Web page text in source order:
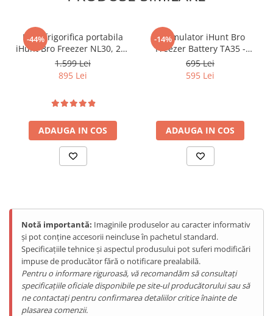
-44%
Lada frigorifica portabila
iHunt Bro Freezer NL30, 27l,
61cm, Compresor Freon,
Ecran Digital, Capac Dublu
1.599 Lei
895 Lei
ADAUGA IN COS
-14%
Acumulator iHunt Bro
Freezer Battery TA35 -
15600 mAh
695 Lei
595 Lei
ADAUGA IN COS
Notă importantă: Imaginile produselor au caracter informativ
și pot conține accesorii neincluse în pachetul standard.
Specificațiile tehnice și aspectul produsului pot suferi modificări
impuse de producător fără o notificare prealabilă.
Pentru o informare riguroasă, vă recomandăm să consultați
specificațiile oficiale disponibile pe site-ul producătorului sau să
ne contactați pentru confirmarea detaliilor critice înainte de
plasarea comenzii.